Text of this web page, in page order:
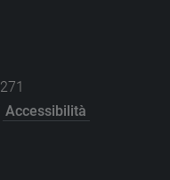
Accessibilità